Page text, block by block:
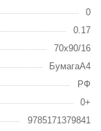
0
0.17
70x90/16
БумагаА4
РФ
0+
9785171379841